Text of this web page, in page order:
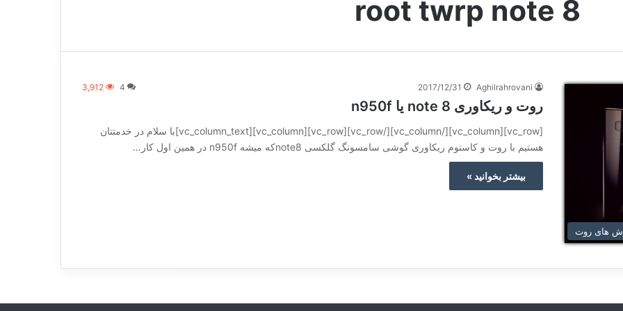
root twrp note 8
های روت
Aghilrahrovani
2017/12/31
4
3,912
روت و ریکاوری note 8 یا n950f
[vc_row][vc_column][/vc_column][/vc_row][vc_row][vc_column][vc_column_text]با سلام در خدمتتان
هستیم با روت و کاستوم ریکاوری گوشی سامسونگ گلکسی note8که میشه n950f در همین اول کار…
بیشتر بخوانید »